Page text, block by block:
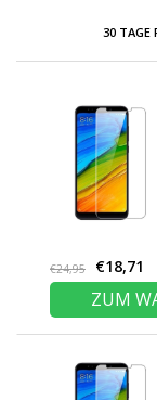
30 TAGE
€24,95 €18,71
ZUM